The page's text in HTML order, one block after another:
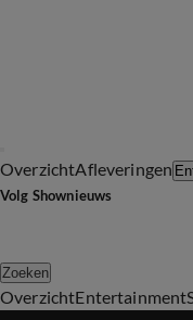
OverzichtAfleveringen
Volg Shownieuws
Zoeken
OverzichtEntertainment